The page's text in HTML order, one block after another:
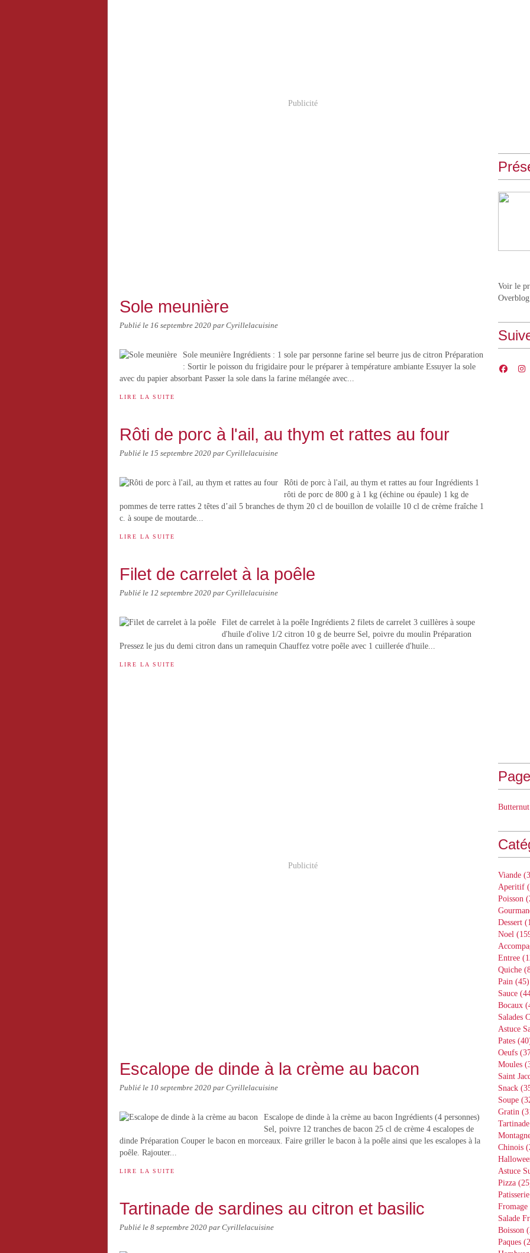
Publicité
Sole meunière
Publié le 16 septembre 2020 par Cyrillelacuisine
Sole meunière Ingrédients : 1 sole par personne farine sel beurre jus de citron Préparation
: Sortir le poisson du frigidaire pour le préparer à température ambiante Essuyer la sole
avec du papier absorbant Passer la sole dans la farine mélangée avec...
LIRE LA SUITE
Rôti de porc à l'ail, au thym et rattes au four
Publié le 15 septembre 2020 par Cyrillelacuisine
Rôti de porc à l'ail, au thym et rattes au four Ingrédients 1
rôti de porc de 800 g à 1 kg (échine ou épaule) 1 kg de
pommes de terre rattes 2 têtes d’ail 5 branches de thym 20 cl de bouillon de volaille 10 cl de crème fraîche 1
c. à soupe de moutarde...
LIRE LA SUITE
Filet de carrelet à la poêle
Publié le 12 septembre 2020 par Cyrillelacuisine
Filet de carrelet à la poêle Ingrédients 2 filets de carrelet 3 cuillères à soupe
d'huile d'olive 1/2 citron 10 g de beurre Sel, poivre du moulin Préparation
Pressez le jus du demi citron dans un ramequin Chauffez votre poêle avec 1 cuillerée d'huile...
LIRE LA SUITE
Publicité
Escalope de dinde à la crème au bacon
Publié le 10 septembre 2020 par Cyrillelacuisine
Escalope de dinde à la crème au bacon Ingrédients (4 personnes)
Sel, poivre 12 tranches de bacon 25 cl de crème 4 escalopes de
dinde Préparation Couper le bacon en morceaux. Faire griller le bacon à la poêle ainsi que les escalopes à la
poêle. Rajouter...
LIRE LA SUITE
Tartinade de sardines au citron et basilic
Publié le 8 septembre 2020 par Cyrillelacuisine
Voir le
Overblog
Viande
Aperitif
Poisson
Dessert
Noel
Entree
Quiche
Pain (45)
Sauce
Bocaux
Salades
Astuce
Pates
Oeufs
Moules
Saint
Snack
Soupe
Gratin
Tartinade
Chinois
Astuce
Pizza
Patisserie
Fromage
Salade
Boisson
Paques